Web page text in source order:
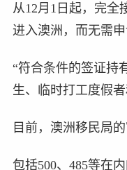
从12月1日起，完全
进入澳洲，而无需申
“符合条件的签证持
生、临时打工度假
目前，澳洲移民局
包括500、485等在